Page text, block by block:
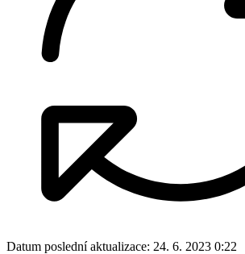
Datum poslední aktualizace: 24. 6. 2023 0:22